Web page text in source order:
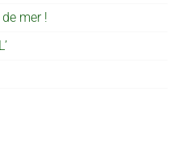
mer !